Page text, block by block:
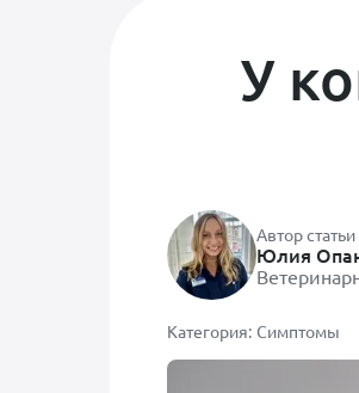
У
Автор статьи
Юлия
Категория: Симптомы